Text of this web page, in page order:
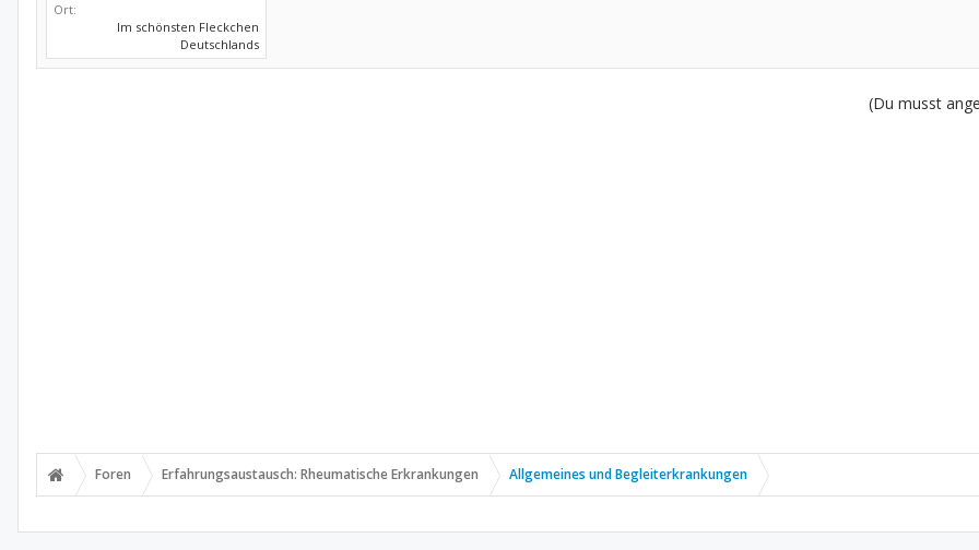
Ort:
Im schönsten Fleckchen
Deutschlands
(Du musst
Foren Erfahrungsaustausch: Rheumatische Erkrankungen Allgemeines und Begleiterkrankungen